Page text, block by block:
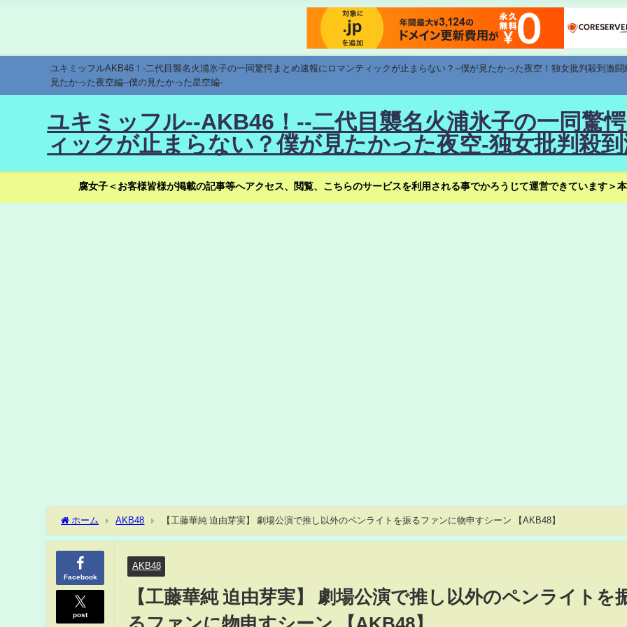
ユキミッフルAKB46！-二代目襲名火浦氷子の一同驚愕まとめ速報にロマンティックが止まらない？--僕が見たかった夜空！独女批判殺到激
見たかった夜空編--僕の見たかった星空編-
ユキミッフル--AKB46！--二代目襲名火浦氷子の一同驚
ィックが止まらない？僕が見たかった夜空-独女批判殺
腐女子＜お客様皆様が掲載の記事等へアクセス、閲覧、こちらのサービスを利用される事でかろうじて運営できています＞
ホーム AKB48 【工藤華純 迫由芽実】 劇場公演で推し以外のペンライトを振るファンに物申すシーン 【AKB48】
Facebook
post
AKB48
【工藤華純 迫由芽実】 劇場公演で推し以外のペンライトを